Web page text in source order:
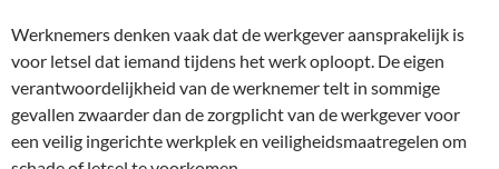
Werknemers denken vaak dat de werkgever aansprakelijk is
voor letsel dat iemand tijdens het werk oploopt. De eigen
verantwoordelijkheid van de werknemer telt in sommige
gevallen zwaarder dan de zorgplicht van de werkgever voor
een veilig ingerichte werkplek en veiligheidsmaatregelen om